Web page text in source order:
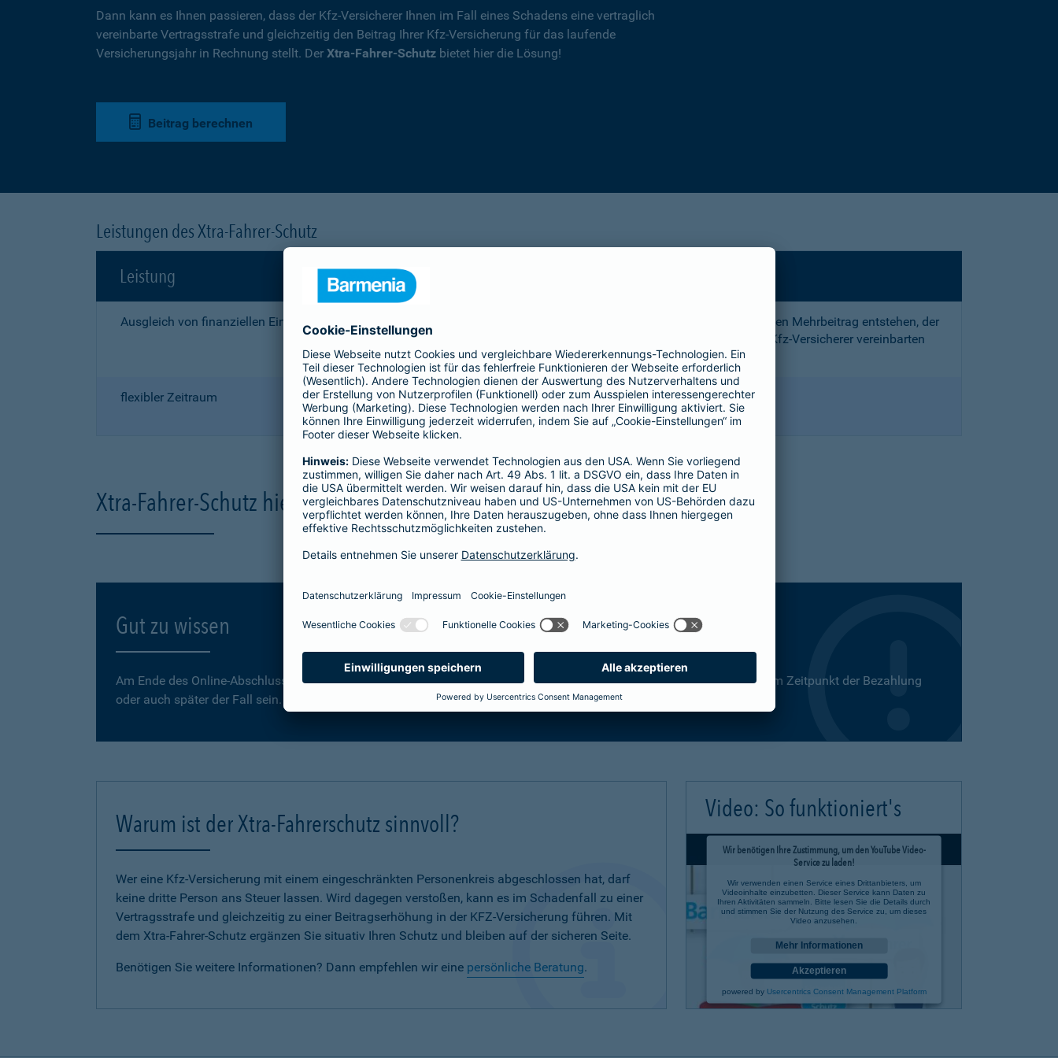
Dann kann es Ihnen passieren, dass der Kfz-Versicherer Ihnen im Fall eines Schadens eine vertraglich
vereinbarte Vertragsstrafe und gleichzeitig den Beitrag Ihrer Kfz-Versicherung für das laufende
Versicherungsjahr in Rechnung stellt. Der Xtra-Fahrer-Schutz bietet hier die Lösung!
Beitrag berechnen
Leistungen des Xtra-Fahrer-Schutz
Leistung
Ausgleich von finanziellen Einbußen
die Ihnen nach einem Unfall durch die Vertragsstrafe und den Mehrbeitrag entstehen, der
Ihnen wegen einer unerlaubten Erweiterung des mit Ihrem Kfz-Versicherer vereinbarten
Fahrerkreises in Rechnung gestellt wird
flexibler Zeitraum
1, 2 oder 3 Tage bzw.
1, 2 oder 3 Wochen
Xtra-Fahrer-Schutz hier online berechnen und direkt abschließen
Gut zu wissen
Am Ende des Online-Abschlusses können Sie selbst bestimmen, ab wann Ihr Xtra-Fahrer-Schutz gültig ist. Dies kann zum Zeitpunkt der Bezahlung
oder auch später der Fall sein.
Warum ist der Xtra-Fahrerschutz sinnvoll?
Wer eine Kfz-Versicherung mit einem eingeschränkten Personenkreis abgeschlossen hat, darf
keine dritte Person ans Steuer lassen. Wird dagegen verstoßen, kann es im Schadenfall zu einer
Vertragsstrafe und gleichzeitig zu einer Beitragserhöhung in der KFZ-Versicherung führen. Mit
dem Xtra-Fahrer-Schutz ergänzen Sie situativ Ihren Schutz und bleiben auf der sicheren Seite.
Benötigen Sie weitere Informationen? Dann empfehlen wir eine persönliche Beratung.
Video: So funktioniert's
Wir benötigen Ihre Zustimmung, um den YouTube Video-
Service zu laden!
Wir verwenden einen Service eines Drittanbieters, um
Videoinhalte einzubetten. Dieser Service kann Daten zu
Ihren Aktivitäten sammeln. Bitte lesen Sie die Details durch
und stimmen Sie der Nutzung des Service zu, um dieses
Video anzusehen.
Mehr Informationen
Akzeptieren
powered by Usercentrics Consent Management Platform